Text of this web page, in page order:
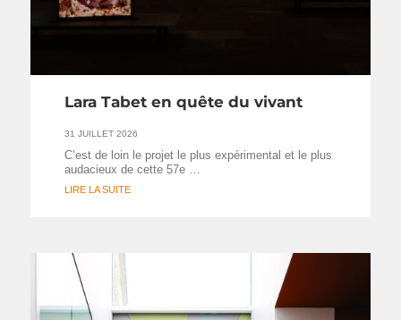
Lara Tabet en quête du vivant
31 JUILLET 2026
C’est de loin le projet le plus expérimental et le plus
audacieux de cette 57e …
LIRE LA SUITE